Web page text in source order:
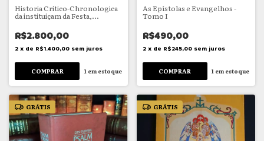
Historia Critico-Chronologica
da instituiçam da Festa,
Procissam, e Officio do Corpo
Santissimo de Christo no
Veneravel Sacramento da
Eucharistia
R$2.800,00
2 x de R$1.400,00 sem juros
1 em estoque
As Epístolas e Evangelhos -
Tomo I
R$490,00
2 x de R$245,00 sem juros
1 em estoque
GRÁTIS GRÁTIS